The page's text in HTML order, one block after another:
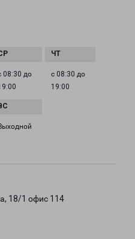
08:30 до
с 08:30 до
19:00
18/1 офис 114